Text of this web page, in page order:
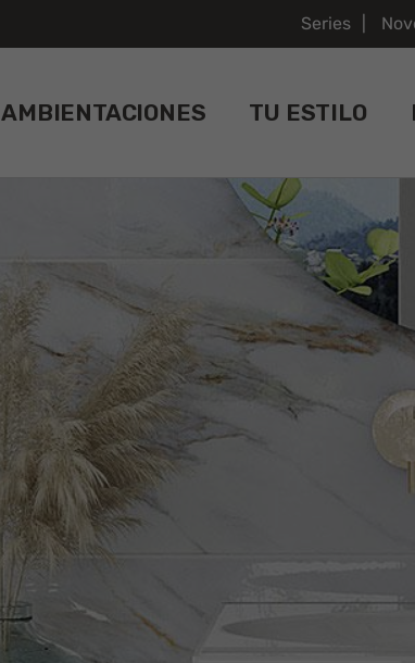
Series
AMBIENTACIONES TU ESTILO